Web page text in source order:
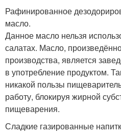
Рафинированное
масло.
Данное масло нельзя
салатах. Масло,
производства, является
в употребление продуктом.
никакой пользы
работу, блокируя жирной
пищеварения.
Сладкие газированные